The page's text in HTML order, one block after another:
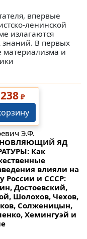
впервые
ленинской
излагаются
знаний. В первых
материализма и
₽
Э.Ф.
ЯД
Как
влияли на
России и СССР:
Достоевский,
Шолохов, Чехов,
Солженицын,
Хемингуэй и